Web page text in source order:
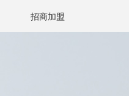
招商加盟